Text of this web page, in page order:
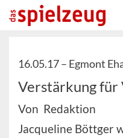
16.05.17 – Egmont
Verstärkung
Von Redaktion
Jacqueline Böttger